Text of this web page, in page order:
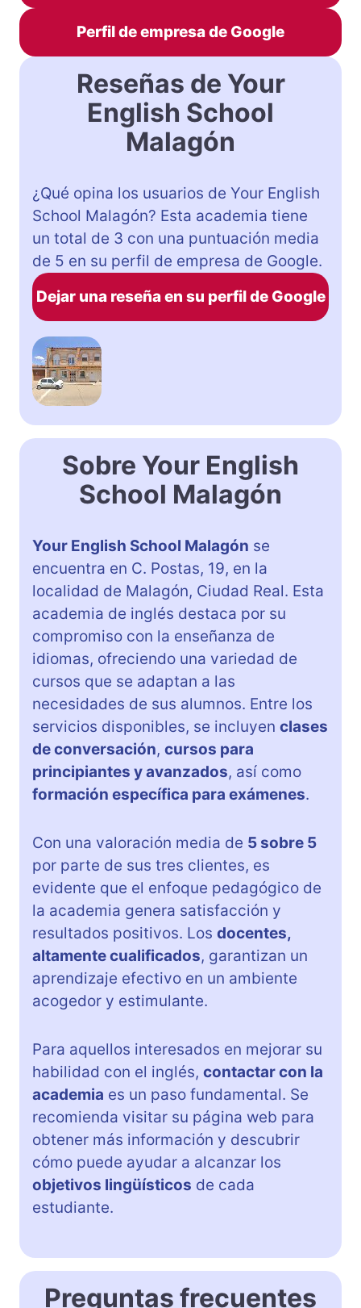
Perfil de empresa de Google
Reseñas de Your
English School
Malagón
¿Qué opina los usuarios de Your English
School Malagón? Esta academia tiene
un total de 3 con una puntuación media
de 5 en su perfil de empresa de Google.
Dejar una reseña en su perfil de Google
Sobre Your English
School Malagón
Your English School Malagón se
encuentra en C. Postas, 19, en la
localidad de Malagón, Ciudad Real. Esta
academia de inglés destaca por su
compromiso con la enseñanza de
idiomas, ofreciendo una variedad de
cursos que se adaptan a las
necesidades de sus alumnos. Entre los
servicios disponibles, se incluyen clases
de conversación, cursos para
principiantes y avanzados, así como
formación específica para exámenes.
Con una valoración media de 5 sobre 5
por parte de sus tres clientes, es
evidente que el enfoque pedagógico de
la academia genera satisfacción y
resultados positivos. Los docentes,
altamente cualificados, garantizan un
aprendizaje efectivo en un ambiente
acogedor y estimulante.
Para aquellos interesados en mejorar su
habilidad con el inglés, contactar con la
academia es un paso fundamental. Se
recomienda visitar su página web para
obtener más información y descubrir
cómo puede ayudar a alcanzar los
objetivos lingüísticos de cada
estudiante.
Preguntas frecuentes